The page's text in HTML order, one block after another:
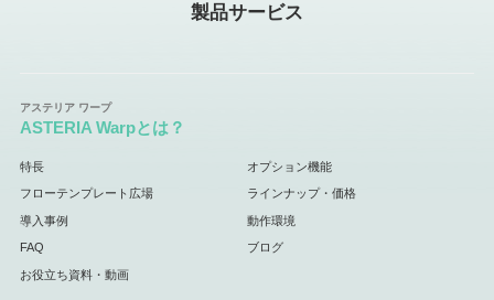
製品サービス
ASTERIA Warpとは？
特長 オプション機能
フローテンプレート広場 ラインナップ・価格
導入事例 動作環境
FAQ ブログ
お役立ち資料・動画